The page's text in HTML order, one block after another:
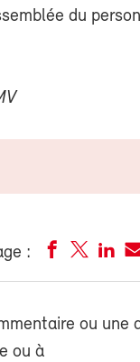
du
:
ou une
ou à